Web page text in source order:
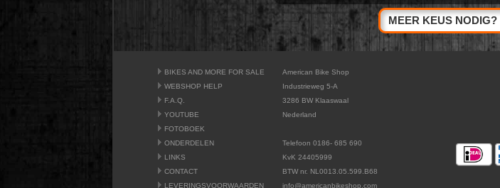
MEER KEUS NODIG?
BIKES AND MORE FOR SALE
WEBSHOP HELP
F.A.Q.
YOUTUBE
FOTOBOEK
ONDERDELEN
LINKS
CONTACT
LEVERINGSVOORWAARDEN
American Bike Shop
Industrieweg 5-A
3286 BW Klaaswaal
Nederland
Telefoon 0186- 685 690
KvK 24405999
BTW nr. NL0013.05.599.B68
info@americanbikeshop.com